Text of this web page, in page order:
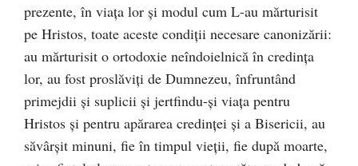
prezente, în viața lor și modul cum L-au mărturisit
pe Hristos, toate aceste condiții necesare canonizării:
au mărturisit o ortodoxie neîndoielnică în credința
lor, au fost proslăviți de Dumnezeu, înfruntând
primejdii și suplicii și jertfindu-și viața pentru
Hristos și pentru apărarea credinței și a Bisericii, au
săvârșit minuni, fie în timpul vieții, fie după moarte,